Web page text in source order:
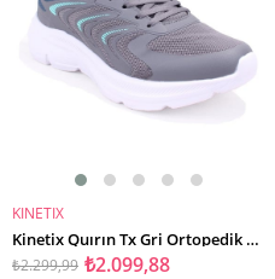
SEPETE EKLE
KINETIX
Kinetix Quırın Tx Gri Ortopedik Günlük Erkek Spor Ayakkabı
₺2.099,88
₺2.299,99